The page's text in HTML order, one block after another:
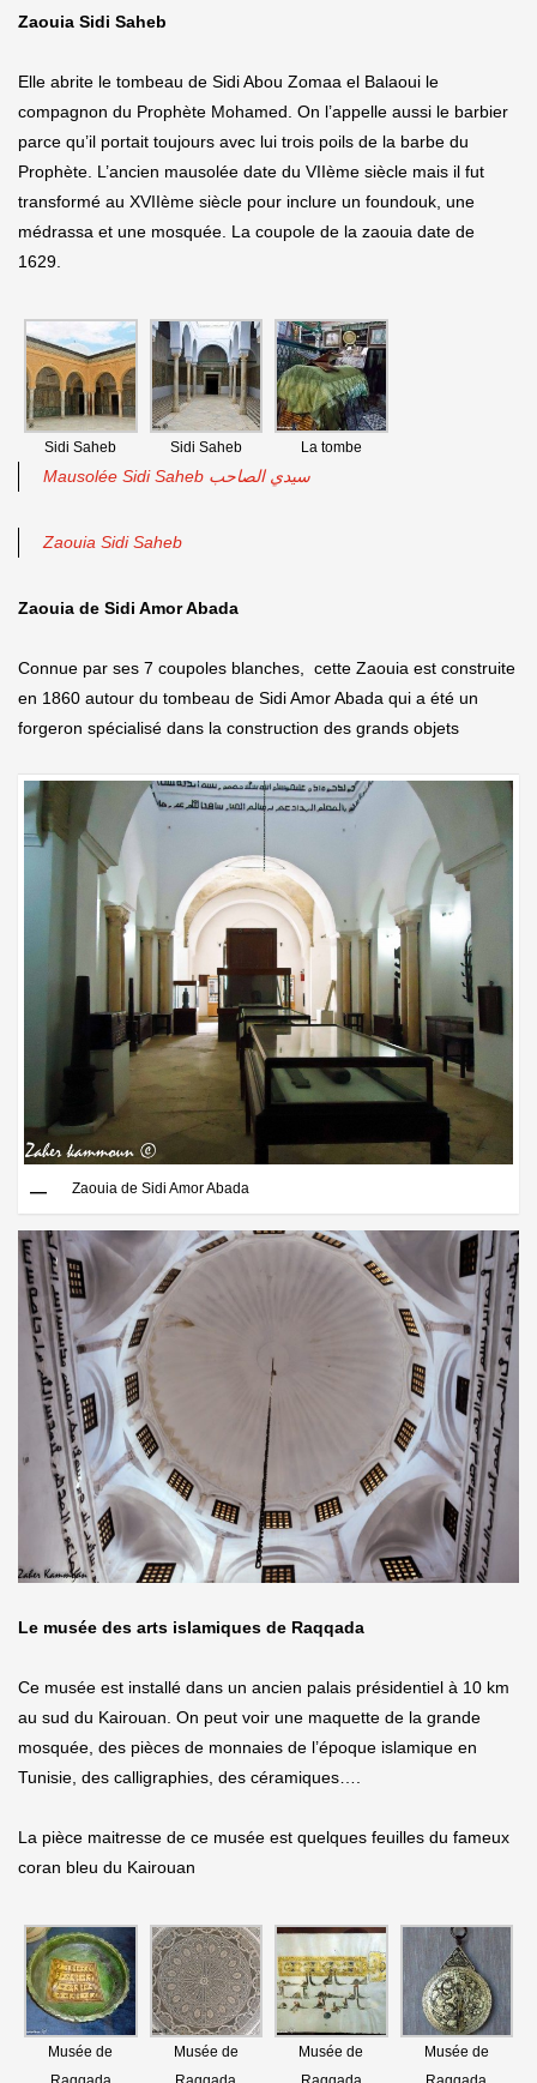
Zaouia Sidi Saheb
Elle abrite le tombeau de Sidi Abou Zomaa el Balaoui le
compagnon du Prophète Mohamed. On l’appelle aussi le barbier
parce qu’il portait toujours avec lui trois poils de la barbe du
Prophète. L’ancien mausolée date du VIIème siècle mais il fut
transformé au XVIIème siècle pour inclure un foundouk, une
médrassa et une mosquée. La coupole de la zaouia date de
1629.
Sidi Saheb Sidi Saheb La tombe
Mausolée Sidi Saheb سيدي الصاحب
Zaouia Sidi Saheb
Zaouia de Sidi Amor Abada
Connue par ses 7 coupoles blanches, cette Zaouia est construite
en 1860 autour du tombeau de Sidi Amor Abada qui a été un
forgeron spécialisé dans la construction des grands objets
Zaouia de Sidi Amor Abada
Le musée des arts islamiques de Raqqada
Ce musée est installé dans un ancien palais présidentiel à 10 km
au sud du Kairouan. On peut voir une maquette de la grande
mosquée, des pièces de monnaies de l’époque islamique en
Tunisie, des calligraphies, des céramiques….
La pièce maitresse de ce musée est quelques feuilles du fameux
coran bleu du Kairouan
Musée de
Musée de
Musée de
Musée de